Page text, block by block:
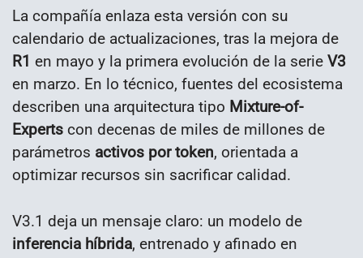
La compañía enlaza esta versión con su
calendario de actualizaciones, tras la mejora de
R1 en mayo y la primera evolución de la serie V3
en marzo. En lo técnico, fuentes del ecosistema
describen una arquitectura tipo Mixture-of-
Experts con decenas de miles de millones de
parámetros activos por token, orientada a
optimizar recursos sin sacrificar calidad.
V3.1 deja un mensaje claro: un modelo de
inferencia híbrida, entrenado y afinado en